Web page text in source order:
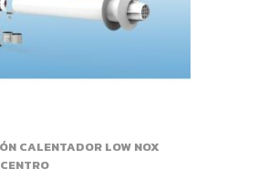
CALENTADOR LOW NOX